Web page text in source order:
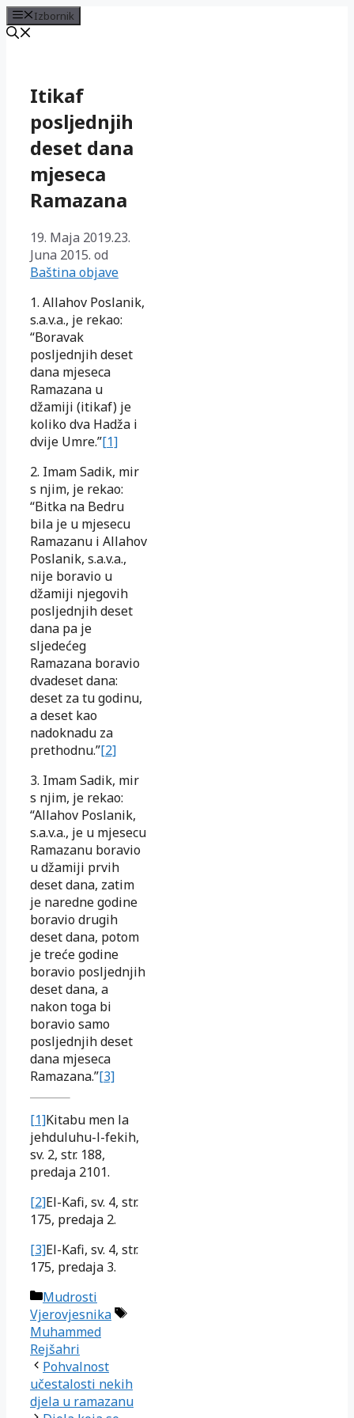
Izbornik
sadržajItikaf
posljednjih
deset dana
mjeseca
Ramazana
19. Maja 2019.23.
Juna 2015. od
Baština objave
1. Allahov Poslanik,
s.a.v.a., je rekao:
“Boravak
posljednjih deset
dana mjeseca
Ramazana u
džamiji (itikaf) je
koliko dva Hadža i
dvije Umre.”[1]
2. Imam Sadik, mir
s njim, je rekao:
“Bitka na Bedru
bila je u mjesecu
Ramazanu i Allahov
Poslanik, s.a.v.a.,
nije boravio u
džamiji njegovih
posljednjih deset
dana pa je
sljedećeg
Ramazana boravio
dvadeset dana:
deset za tu godinu,
a deset kao
nadoknadu za
prethodnu.”[2]
3. Imam Sadik, mir
s njim, je rekao:
“Allahov Poslanik,
s.a.v.a., je u mjesecu
Ramazanu boravio
u džamiji prvih
deset dana, zatim
je naredne godine
boravio drugih
deset dana, potom
je treće godine
boravio posljednjih
deset dana, a
nakon toga bi
boravio samo
posljednjih deset
dana mjeseca
Ramazana.”[3]
[1]Kitabu men la
jehduluhu-l-fekih,
sv. 2, str. 188,
predaja 2101.
[2]El-Kafi, sv. 4, str.
175, predaja 2.
[3]El-Kafi, sv. 4, str.
175, predaja 3.
Kategorije
Mudrosti
Vjerovjesnika
Oznake
Muhammed
Rejšahri
Pohvalnost
učestalosti nekih
djela u ramazanu